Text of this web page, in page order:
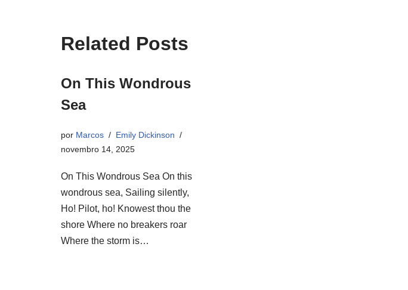
Related Posts
On This Wondrous
Sea
por Marcos
Emily Dickinson
novembro 14, 2025
On This Wondrous Sea On this
wondrous sea, Sailing silently,
Ho! Pilot, ho! Knowest thou the
shore Where no breakers roar
Where the storm is…